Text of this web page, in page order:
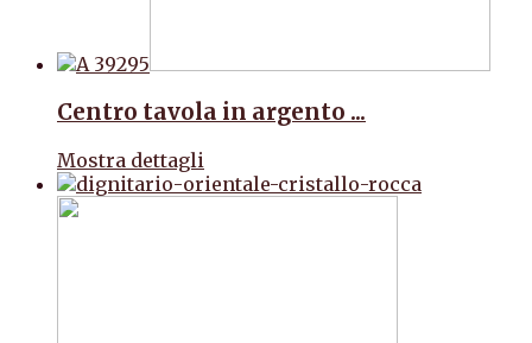
Centro tavola in argento ...
Mostra dettagli